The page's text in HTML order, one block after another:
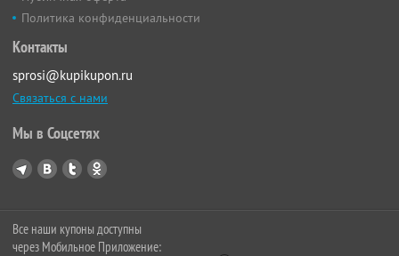
Политика конфиденциальности
Контакты
sprosi@kupikupon.ru
Связаться с нами
Мы в Соцсетях
Все наши купоны доступны
через Мобильное Приложение: